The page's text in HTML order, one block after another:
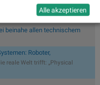
Andritz (#gabb Radar)
beinahe allen technischem
Roboter,
reale Welt trifft: „Physical
Alle akzeptieren